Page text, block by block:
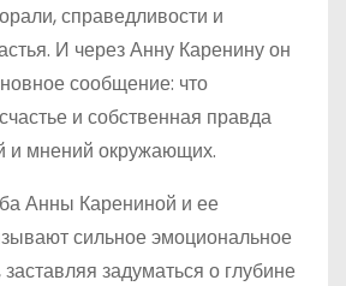
справедливости и
И через Анну Каренину он
сообщение: что
и собственная правда
и мнений окружающих.
Анны Карениной и ее
сильное эмоциональное
заставляя задуматься о глубине